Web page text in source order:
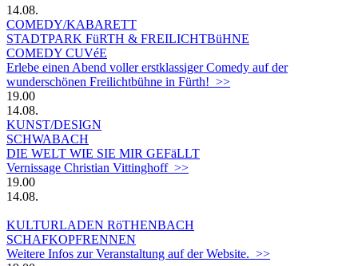
14.08.
COMEDY/KABARETT
STADTPARK FüRTH & FREILICHTBüHNE
COMEDY CUVéE
Erlebe einen Abend voller erstklassiger Comedy auf der
wunderschönen Freilichtbühne in Fürth! >>
19.00
14.08.
KUNST/DESIGN
SCHWABACH
DIE WELT WIE SIE MIR GEFäLLT
Vernissage Christian Vittinghoff >>
19.00
14.08.
KULTURLADEN RöTHENBACH
SCHAFKOPFRENNEN
Weitere Infos zur Veranstaltung auf der Website. >>